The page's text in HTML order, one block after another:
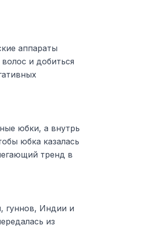
аппараты
и добиться
юбки, а внутрь
юбка казалась
тренд в
гуннов, Индии и
из